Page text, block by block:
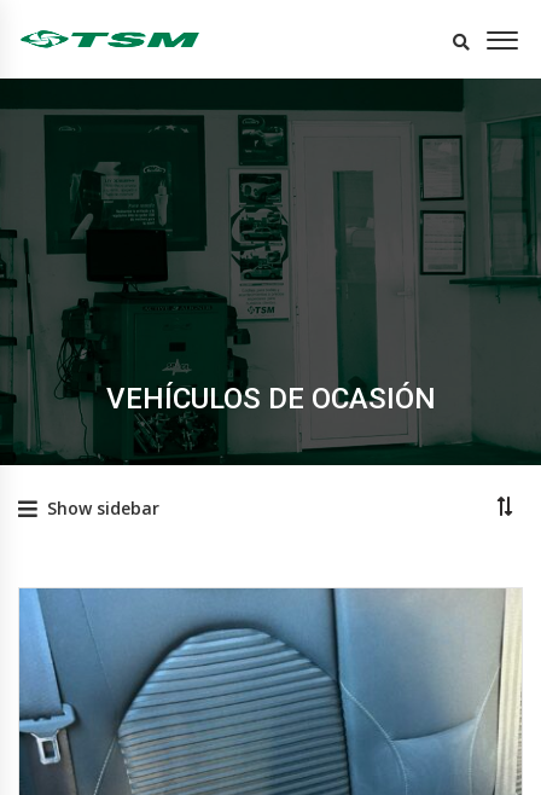
VEHÍCULOS DE OCASIÓN
Show sidebar